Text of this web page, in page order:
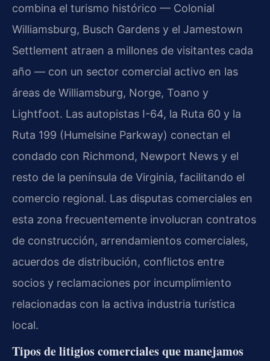
combina el turismo histórico — Colonial
Williamsburg, Busch Gardens y el Jamestown
Settlement atraen a millones de visitantes cada
año — con un sector comercial activo en las
áreas de Williamsburg, Norge, Toano y
Lightfoot. Las autopistas I-64, la Ruta 60 y la
Ruta 199 (Humelsine Parkway) conectan el
condado con Richmond, Newport News y el
resto de la península de Virginia, facilitando el
comercio regional. Las disputas comerciales en
esta zona frecuentemente involucran contratos
de construcción, arrendamientos comerciales,
acuerdos de distribución, conflictos entre
socios y reclamaciones por incumplimiento
relacionadas con la activa industria turística
local.
Tipos de litigios comerciales que manejamos